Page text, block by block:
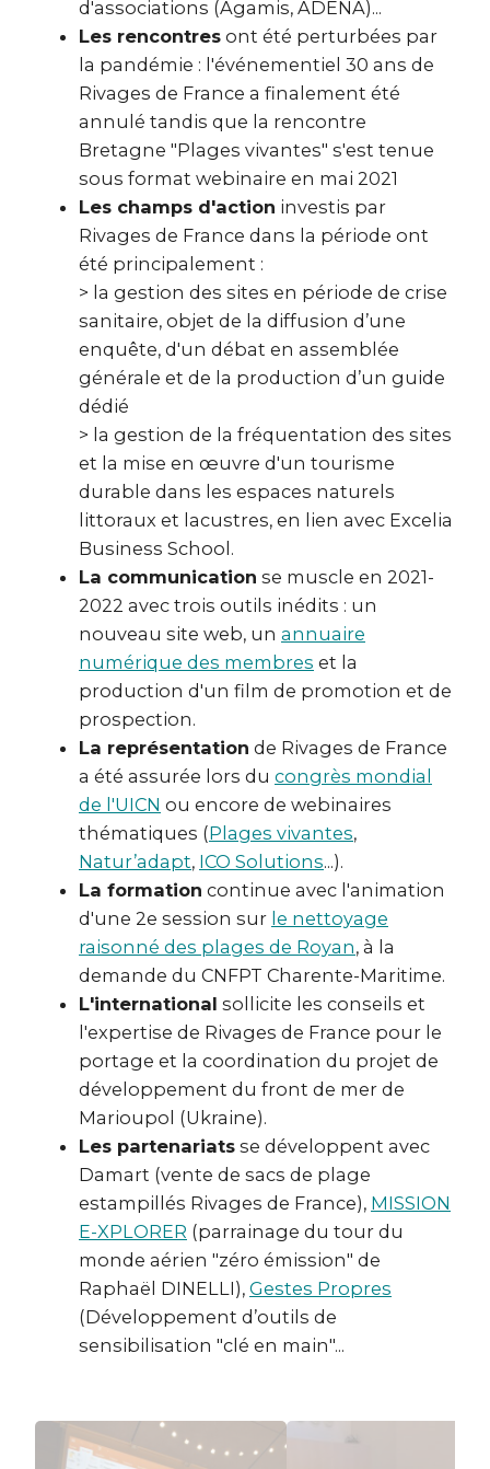
d'associations (Agamis, ADENA)...
Les rencontres ont été perturbées par
la pandémie : l'événementiel 30 ans de
Rivages de France a finalement été
annulé tandis que la rencontre
Bretagne "Plages vivantes" s'est tenue
sous format webinaire en mai 2021
Les champs d'action investis par
Rivages de France dans la période ont
été principalement :
> la gestion des sites en période de crise
sanitaire, objet de la diffusion d’une
enquête, d'un débat en assemblée
générale et de la production d’un guide
dédié
> la gestion de la fréquentation des sites
et la mise en œuvre d'un tourisme
durable dans les espaces naturels
littoraux et lacustres, en lien avec Excelia
Business School.
La communication se muscle en 2021-
2022 avec trois outils inédits : un
nouveau site web, un annuaire
numérique des membres et la
production d'un film de promotion et de
prospection.
La représentation de Rivages de France
a été assurée lors du congrès mondial
de l'UICN ou encore de webinaires
thématiques (Plages vivantes,
Natur’adapt, ICO Solutions...).
La formation continue avec l'animation
d'une 2e session sur le nettoyage
raisonné des plages de Royan, à la
demande du CNFPT Charente-Maritime.
L'international sollicite les conseils et
l'expertise de Rivages de France pour le
portage et la coordination du projet de
développement du front de mer de
Marioupol (Ukraine).
Les partenariats se développent avec
Damart (vente de sacs de plage
estampillés Rivages de France), MISSION
E-XPLORER (parrainage du tour du
monde aérien "zéro émission" de
Raphaël DINELLI), Gestes Propres
(Développement d’outils de
sensibilisation "clé en main"...